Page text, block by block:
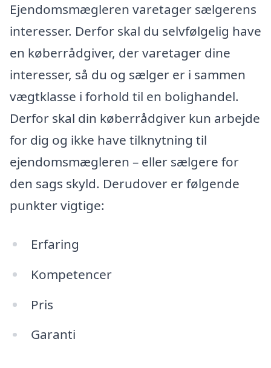
Ejendomsmægleren varetager sælgerens
interesser. Derfor skal du selvfølgelig have
en køberrådgiver, der varetager dine
interesser, så du og sælger er i sammen
vægtklasse i forhold til en bolighandel.
Derfor skal din køberrådgiver kun arbejde
for dig og ikke have tilknytning til
ejendomsmægleren – eller sælgere for
den sags skyld. Derudover er følgende
punkter vigtige:
Erfaring
Kompetencer
Pris
Garanti